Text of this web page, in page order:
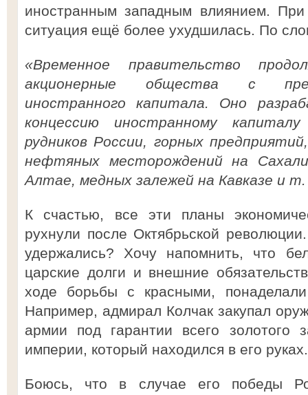
иностранным западным влиянием.
ситуация ещё более ухудшилась. По
«Временное правительство
акционерные общества с
иностранного капитала. Оно
концессию иностранному
рудников России, горных
нефтяных месторождений на
Алтае, медных залежей на Кавказе и
К счастью, все эти планы
рухнули после Октябрьской
удержались? Хочу напомнить, что
царские долги и внешние
ходе борьбы с красными,
Например, адмирал Колчак закупал
армии под гарантии всего золотого
империи, который находился в его руках.
Боюсь, что в случае его победы